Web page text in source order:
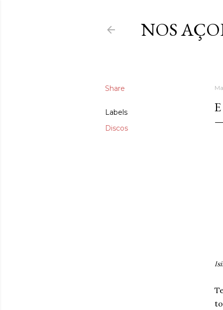
NOS
Share
Labels
Discos